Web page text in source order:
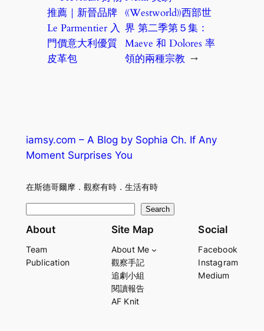
推薦｜新晉品牌
Le Parmentier 入
門價意大利優質
皮革包
《Westworld》西部世
界 第二季第５集：
Maeve 和 Dolores 率
領的兩種宗教 →
iamsy.com – A Blog by Sophia Ch. If Any
Moment Surprises You
在斯德哥爾摩．觀察有時．生活有時
e
r
Search
About
Team
Publication
Site Map
About Me
觀察手記
追劇小組
閱讀報告
AF Knit
Social
Facebook
Instagram
Medium